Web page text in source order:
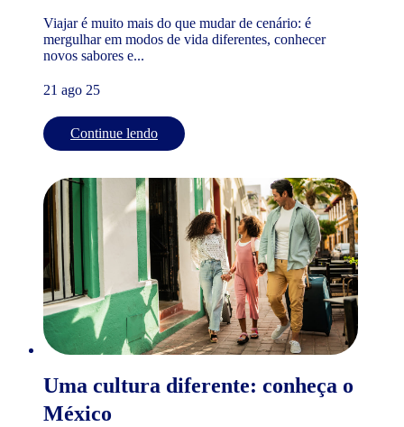
Viajar é muito mais do que mudar de cenário: é
mergulhar em modos de vida diferentes, conhecer
novos sabores e...
21 ago 25
Continue lendo
Uma cultura diferente: conheça o
México